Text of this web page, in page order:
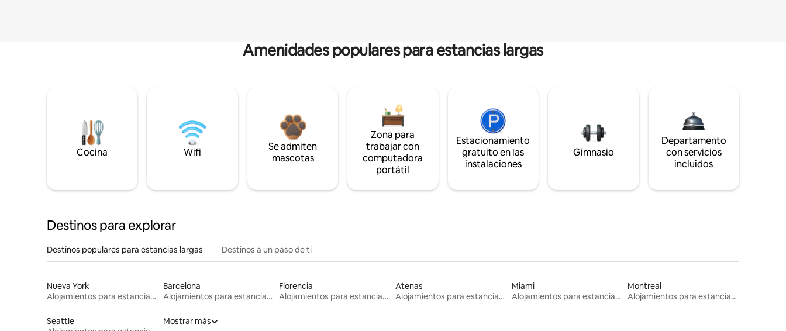
Amenidades populares para estancias largas
Cocina Wifi
Se admiten
mascotas
Zona para
trabajar con
computadora
portátil
Estacionamiento
gratuito en las
instalaciones
Gimnasio
Departamento
con servicios
incluidos
Destinos para explorar
Destinos populares para estancias largas Destinos a un paso de ti
Nueva York
Alojamientos para estancias largas
Barcelona
Alojamientos para estancias largas
Florencia
Alojamientos para estancias largas
Atenas
Alojamientos para estancias largas
Miami
Alojamientos para estancias largas
Montreal
Alojamientos para estancias largas
Seattle
Mostrar más